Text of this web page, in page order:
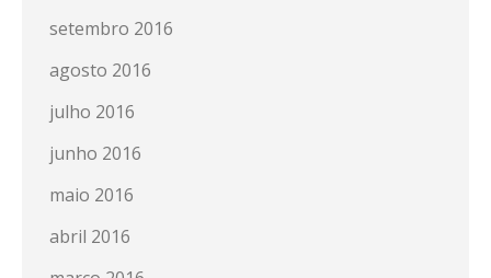
setembro 2016
agosto 2016
julho 2016
junho 2016
maio 2016
abril 2016